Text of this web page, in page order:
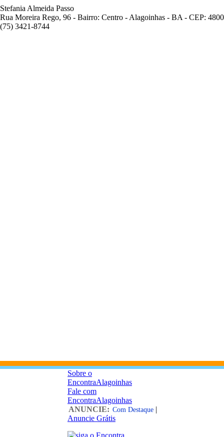
Stefania Almeida Passo
Rua Moreira Rego, 96 - Bairro: Centro - Alagoinhas - BA - CEP:
(75) 3421-8744
Sobre o
EncontraAlagoinhas
Fale com
EncontraAlagoinhas
ANUNCIE: Com Destaque |
Anuncie Grátis